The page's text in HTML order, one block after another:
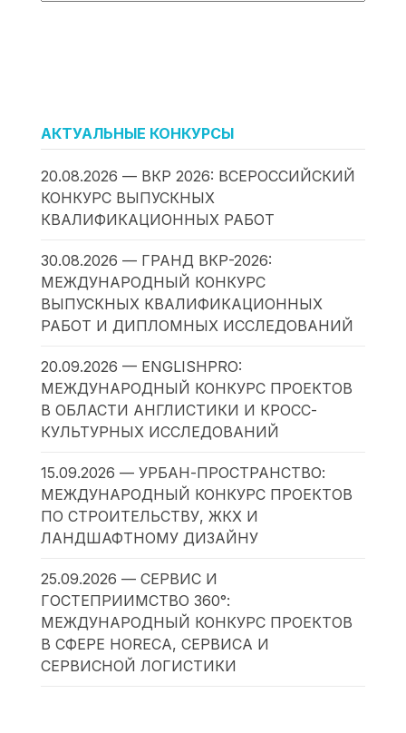
АКТУАЛЬНЫЕ КОНКУРСЫ
20.08.2026 — ВКР 2026: ВСЕРОССИЙСКИЙ
КОНКУРС ВЫПУСКНЫХ
КВАЛИФИКАЦИОННЫХ РАБОТ
30.08.2026 — ГРАНД ВКР-2026:
МЕЖДУНАРОДНЫЙ КОНКУРС
ВЫПУСКНЫХ КВАЛИФИКАЦИОННЫХ
РАБОТ И ДИПЛОМНЫХ ИССЛЕДОВАНИЙ
20.09.2026 — ENGLISHPRO:
МЕЖДУНАРОДНЫЙ КОНКУРС ПРОЕКТОВ
В ОБЛАСТИ АНГЛИСТИКИ И КРОСС-
КУЛЬТУРНЫХ ИССЛЕДОВАНИЙ
15.09.2026 — УРБАН-ПРОСТРАНСТВО:
МЕЖДУНАРОДНЫЙ КОНКУРС ПРОЕКТОВ
ПО СТРОИТЕЛЬСТВУ, ЖКХ И
ЛАНДШАФТНОМУ ДИЗАЙНУ
25.09.2026 — СЕРВИС И
ГОСТЕПРИИМСТВО 360°:
МЕЖДУНАРОДНЫЙ КОНКУРС ПРОЕКТОВ
В СФЕРЕ HORECA, СЕРВИСА И
СЕРВИСНОЙ ЛОГИСТИКИ